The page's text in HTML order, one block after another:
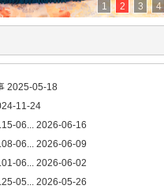
1 2 3 4
2025-05-18
11-24
06... 2026-06-16
06... 2026-06-09
06... 2026-06-02
05... 2026-05-26